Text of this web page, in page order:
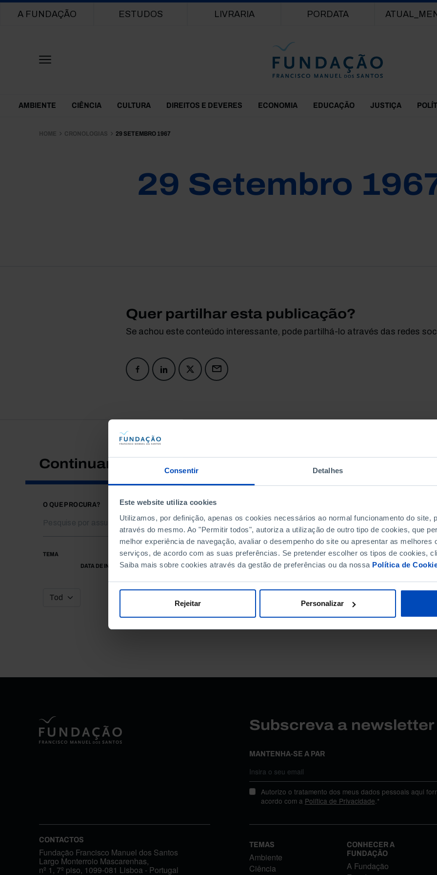
Consentir Detalhes
Este website utiliza cookies
Utilizamos, por definição, apenas os cookies necessários ao normal funcionamento do site,
através do mesmo. Ao "Permitir todos", autoriza a utilização de outro tipo de cookies, que
melhor experiência de navegação, avaliar o desempenho do site ou apresentar as melhores
serviços, de acordo com as suas preferências. Se pretender escolher os tipos de cookies,
Saiba mais sobre cookies através da gestão de preferências ou da nossa Política de
Rejeitar Personalizar
Main navigation
A FUNDAÇÃO ESTUDOS LIVRARIA PORDATA
Themes Menu
AMBIENTE CIÊNCIA CULTURA DIREITOS E DEVERES ECONOMIA EDUCAÇÃO JUSTIÇA
HOME CRONOLOGIAS 29 SETEMBRO 1967
29 Setembro
Quer partilhar esta publicação?
Se achou este conteúdo interessante, pode partilhá-lo através das redes
Continuar a pesquisar
O QUE PROCURA?
TEMA
DATA DE INÍCIO
DATA DE FIM
Subscreva a
MANTENHA-SE A PAR
Autorizo o tratamento dos meus dados pessoais aqui
acordo com a Política de Privacidade.*
CONTACTOS
Fundação Francisco Manuel dos Santos
Largo Monterroio Mascarenhas,
nº 1, 7º piso, 1099-081 Lisboa - Portugal
TEMAS
Ambiente
Ciência
CONHECER A
FUNDAÇÃO
A Fundação